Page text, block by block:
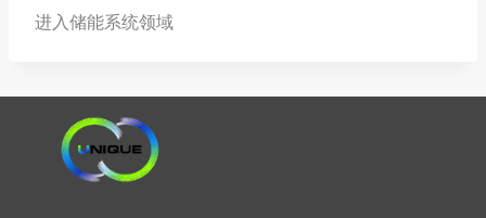
进入储能系统领域